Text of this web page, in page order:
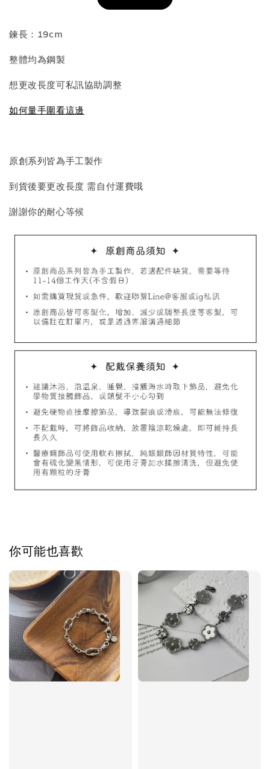
質感飾品收納盒
- +
加入購物車
飾品禮物盒加價購
加入購物車
鍊長：19cm
整體均為鋼製
想更改長度可私訊協助調整
如何量手圍看這邊
原創系列皆為手工製作
到貨後要更改長度 需自付運費哦
謝謝你的耐心等候
你可能也喜歡